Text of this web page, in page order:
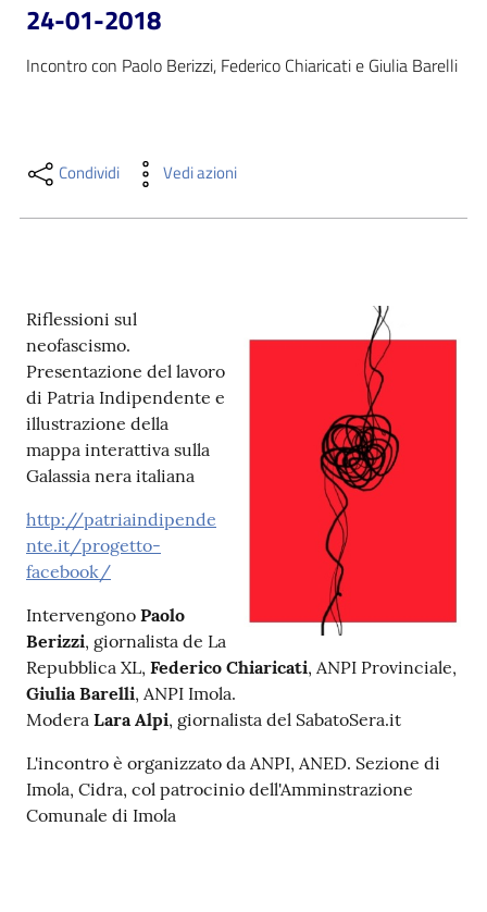
Scopri
Casa
Piani
Archivio
storico
Decentrate
Patto
per
la
lettura
Seguici
su
24-01-2018
Incontro con Paolo Berizzi, Federico Chiaricati e Giulia Barelli
Condividi Vedi azioni
Riflessioni sul
neofascismo.
Presentazione del lavoro
di Patria Indipendente e
illustrazione della
mappa interattiva sulla
Galassia nera italiana
http://patriaindipende
nte.it/progetto-
facebook/
Intervengono Paolo
Berizzi, giornalista de La
Repubblica XL, Federico Chiaricati, ANPI Provinciale,
Giulia Barelli, ANPI Imola.
Modera Lara Alpi, giornalista del SabatoSera.it
L'incontro è organizzato da ANPI, ANED. Sezione di
Imola, Cidra, col patrocinio dell'Amminstrazione
Comunale di Imola